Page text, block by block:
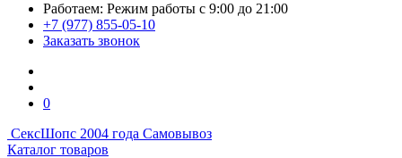
Работаем: Режим работы с 9:00 до 21:00
+7 (977) 855-05-10
Заказать звонок
0
СексШопс 2004 года Самовывоз
Каталог товаров